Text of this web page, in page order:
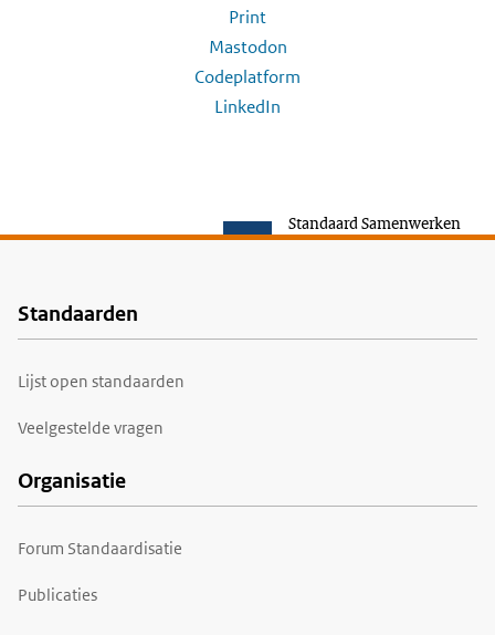
Print
Mastodon
Codeplatform
LinkedIn
Standaard Samenwerken
Voet
Standaarden
Lijst open standaarden
Veelgestelde vragen
Organisatie
Forum Standaardisatie
Publicaties